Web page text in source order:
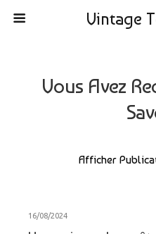
Vintage
Vous Avez
16/08/2024